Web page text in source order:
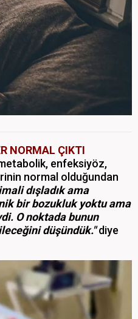
NORMAL ÇIKTI
enfeksiyöz,
normal olduğundan
dışladık ama
bir bozukluk yoktu ama
O noktada bunun
düşündük."diye